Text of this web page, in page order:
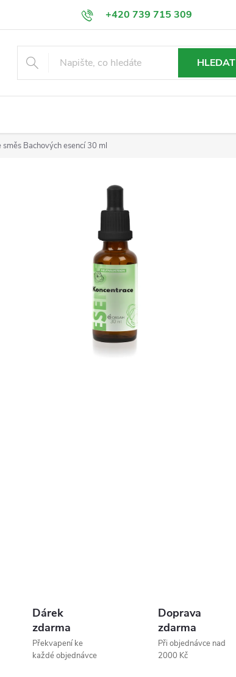
+420 739 715 309
info@esence-bachovy.com
HLEDAT
směs Bachových esencí 30 ml
Dárek
zdarma
Překvapení ke
každé objednávce
Doprava
zdarma
Při objednávce nad
2000 Kč